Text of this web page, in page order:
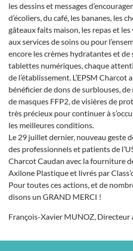
les dessins et messages
d’écoliers, du café, les bananes, les
gâteaux faits maison, les repas et
aux services de soins ou pour
encore les crèmes hydratantes et de
tablettes numériques, chaque
de l’établissement. L’EPSM Charcot
bénéficier de dons de surblouses,
de masques FFP2, de visières de
très précieux pour continuer à
les meilleures conditions.
Le 29 juillet dernier, nouveau geste
des professionnels et patients de
Charcot Caudan avec la fourniture
Axilone Plastique et livrés par
Pour toutes ces actions, et de
disons un GRAND MERCI !
François-Xavier MUNOZ, Directeur